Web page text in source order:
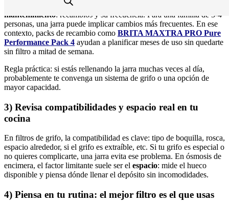
Un error común es mirar solo el precio inicial. El gasto real viene del
mantenimiento: recambios y su frecuencia. Para una familia de 3-4
personas, una jarra puede implicar cambios más frecuentes. En ese
contexto, packs de recambio como BRITA MAXTRA PRO Pure
Performance Pack 4 ayudan a planificar meses de uso sin quedarte
sin filtro a mitad de semana.
Regla práctica: si estás rellenando la jarra muchas veces al día,
probablemente te convenga un sistema de grifo o una opción de
mayor capacidad.
3) Revisa compatibilidades y espacio real en tu
cocina
En filtros de grifo, la compatibilidad es clave: tipo de boquilla, rosca,
espacio alrededor, si el grifo es extraíble, etc. Si tu grifo es especial o
no quieres complicarte, una jarra evita ese problema. En ósmosis de
encimera, el factor limitante suele ser el espacio: mide el hueco
disponible y piensa dónde llenar el depósito sin incomodidades.
4) Piensa en tu rutina: el mejor filtro es el que usas